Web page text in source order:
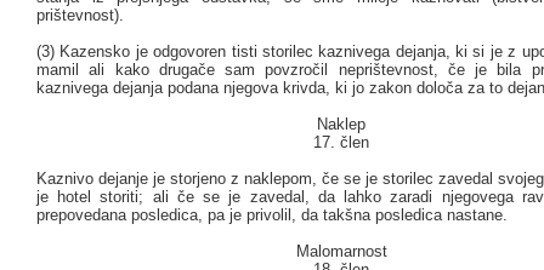
prištevnost).
(3) Kazensko je odgovoren tisti storilec kaznivega dejanja, ki si je z
mamil ali kako drugače sam povzročil neprištevnost, če je bila
kaznivega dejanja podana njegova krivda, ki jo zakon določa za to
Naklep
17. člen
Kaznivo dejanje je storjeno z naklepom, če se je storilec zavedal
je hotel storiti; ali če se je zavedal, da lahko zaradi njegovega
prepovedana posledica, pa je privolil, da takšna posledica nastane.
Malomarnost